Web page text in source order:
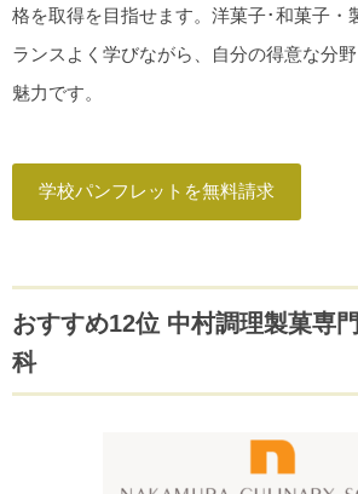
格を取得を目指せます。洋菓子･和菓子・
ランスよく学びながら、自分の得意な分
魅力です。
学校パンフレットを無料請求
おすすめ12位 中村調理製菓専
科